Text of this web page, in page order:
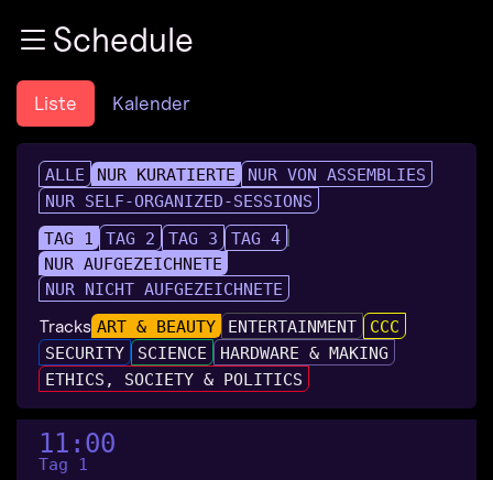
Zum InhaltSchedule
Liste Kalender
ALLE NUR KURATIERTE
NUR VON ASSEMBLIES
NUR SELF-ORGANIZED-SESSIONS
TAG 1
TAG 2 TAG 3
TAG 4
NUR AUFGEZEICHNETE
NUR NICHT AUFGEZEICHNETE
Tracks ART & BEAUTY ENTERTAINMENT
CCC
SECURITY
SCIENCE
HARDWARE & MAKING
ETHICS, SOCIETY & POLITICS
11:00
Tag 1